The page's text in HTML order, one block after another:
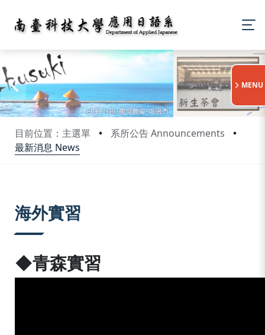
目前位置：主選單
系所公告 Announcements
最新消息 News
MENU
海外實習
◆青森實習